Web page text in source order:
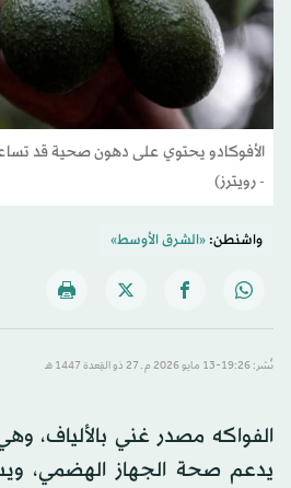
الأفوكادو يحتوي على دهون صحية قد
- رويترز)
واشنطن:«الشرق الأوسط»
نُشر: 19:26-13 مايو 2026 م ـ 27 ذو القِعدة 1447 هـ
الفواكه مصدر غني بالألياف،
يدعم صحة الجهاز الهضمي،